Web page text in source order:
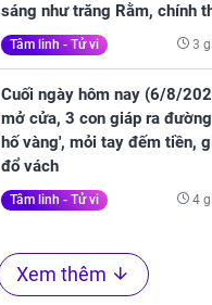
sáng như trăng Rằm, chính
Tâm linh - Tử vi 3
Cuối ngày hôm nay (6/8/
mở cửa, 3 con giáp ra
hố vàng', mỏi tay đếm tiền,
đổ vách
Tâm linh - Tử vi 4
Xem thêm